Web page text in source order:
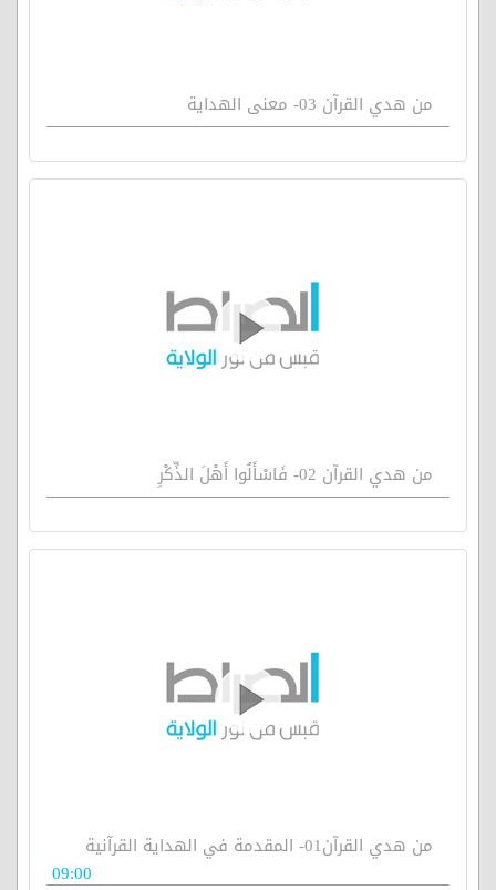
من هدي القرآن 03- معنى الهداية
من هدي القرآن 02- فَاسْأَلُوا أَهْلَ الذِّكْرِ
من هدي القرآن01- المقدمة في الهداية القرآنية
09:00